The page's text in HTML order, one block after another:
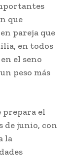
que
pareja que
en todos
el seno
peso más
prepara el
de junio, con
la